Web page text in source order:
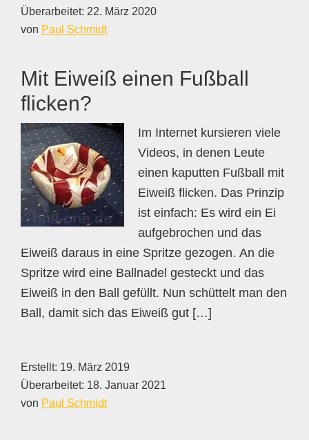
Überarbeitet: 22. März 2020
von Paul Schmidt
Mit Eiweiß einen Fußball
flicken?
Im Internet kursieren viele
Videos, in denen Leute
einen kaputten Fußball mit
Eiweiß flicken. Das Prinzip
ist einfach: Es wird ein Ei
aufgebrochen und das
Eiweiß daraus in eine Spritze gezogen. An die
Spritze wird eine Ballnadel gesteckt und das
Eiweiß in den Ball gefüllt. Nun schüttelt man den
Ball, damit sich das Eiweiß gut […]
Erstellt: 19. März 2019
Überarbeitet: 18. Januar 2021
von Paul Schmidt